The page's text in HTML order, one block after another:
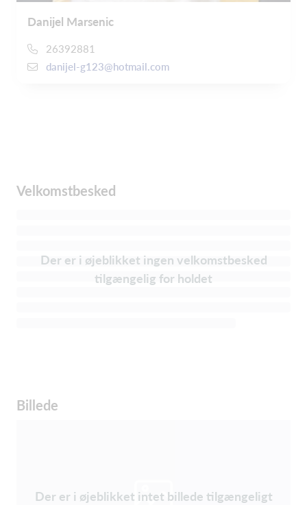
Danijel Marsenic
26392881
danijel-g123@hotmail.com
Velkomstbesked
Der er i øjeblikket ingen velkomstbesked
tilgængelig for holdet
Billede
Der er i øjeblikket intet billede tilgængeligt